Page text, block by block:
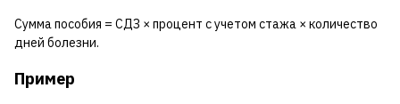
Сумма пособия = СДЗ × процент с учетом стажа × количество
дней болезни.
Пример